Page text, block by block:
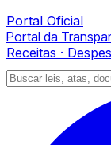
Portal Oficial
Portal da
Receitas ·